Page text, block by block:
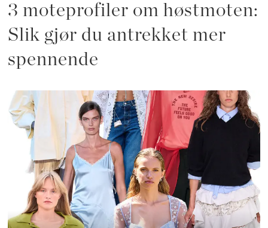
3 moteprofiler om høstmoten:
Slik gjør du antrekket mer
spennende